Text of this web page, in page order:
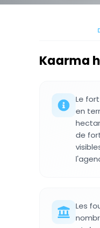
Kaarma
Le
en
de
Les